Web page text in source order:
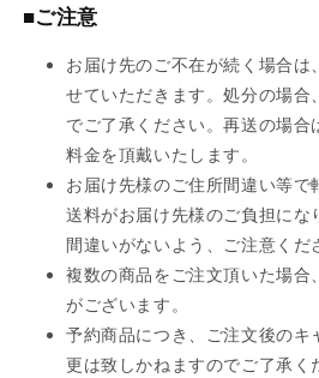
■ご注意
お届け先のご不在が続く場合は
せていただきます。処分の場合
でご了承ください。再送の場合
料金を頂戴いたします。
お届け先様のご住所間違い等で
送料がお届け先様のご負担にな
間違いがないよう、ご注意くだ
複数の商品をご注文頂いた場合
がございます。
予約商品につき、ご注文後のキ
更は致しかねますのでご了承く